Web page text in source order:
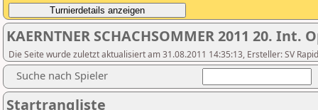
KAERNTNER SCHACHSOMMER 2011 20. Int.
Die Seite wurde zuletzt aktualisiert am 31.08.2011 14:35:13, Ersteller: SV
Suche nach Spieler
Startrangliste